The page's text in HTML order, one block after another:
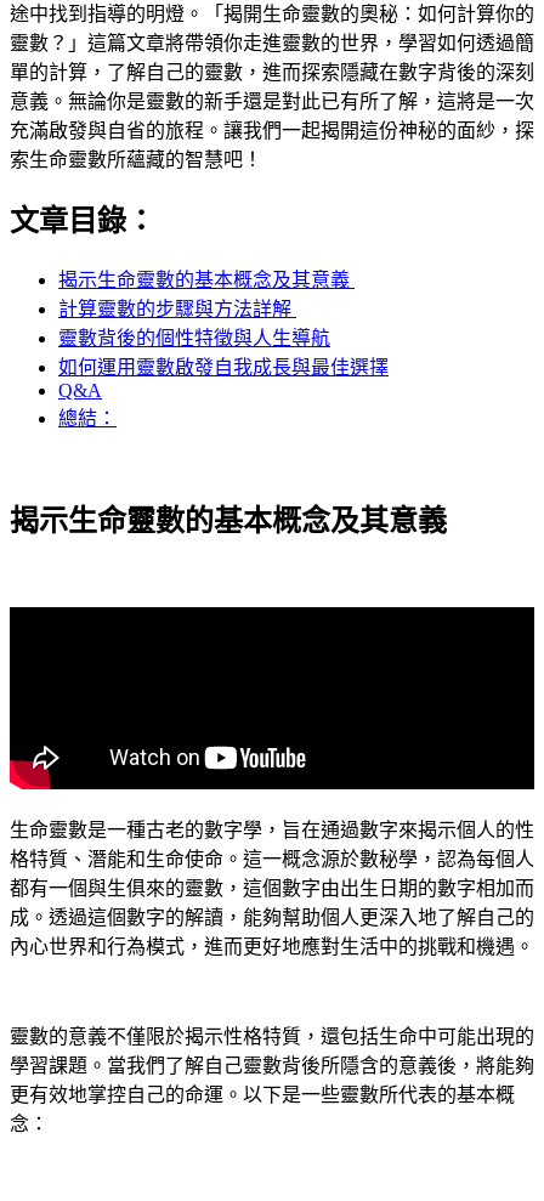
途中找到指導的明燈。「揭開生命靈數的奧秘：如何計算你的
靈數？」這篇文章將帶領你走進靈數的世界，學習如何透過簡
單的計算，了解自己的靈數，進而探索隱藏在數字背後的深刻
意義。無論你是靈數的新手還是對此已有所了解，這將是一次
充滿啟發與自省的旅程。讓我們一起揭開這份神秘的面紗，探
索生命靈數所蘊藏的智慧吧！
文章目錄：
揭示生命靈數的基本概念及其意義 ⁣
計算靈數的步驟與方法詳解 ​
靈數背後的個性特徵與人生導航
如何運用靈數啟發自我成長與最佳選擇
Q&A
總結：
揭示生命靈數的基本概念及其意義
生命靈數是一種古老的數字學，旨在通過數字來揭示個人的性
格特質、潛能和生命使命。這一概念源於數秘學，認為每個人
都有一個與生俱來的靈數，這個數字由出生日期的數字相加而
成。透過這個數字的解讀，能夠幫助個人更深入地了解自己的
內心世界和行為模式，進而更好地應對生活中的挑戰和機遇。
靈數的意義不僅限於揭示性格特質，還包括生命中可能出現的
學習課題。當我們了解自己靈數背後所隱含的意義後，將能夠
更有效地掌控自己的命運。以下是一些靈數所代表的基本概
念：